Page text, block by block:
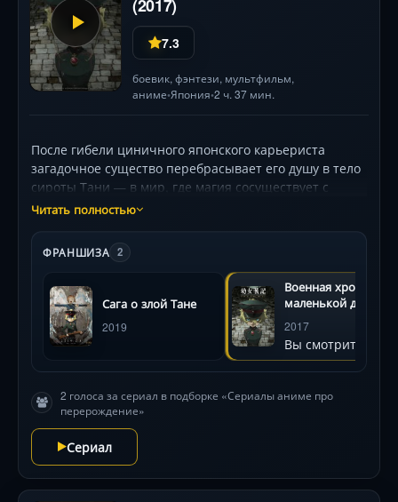
(2017)
7.3
боевик, фэнтези, мультфильм,
аниме•Япония•2 ч. 37 мин.
После гибели циничного японского карьериста
загадочное существо перебрасывает его душу в тело
сироты Тани — в мир, где магия сосуществует с
технологиями Первой мировой. Стремясь к
армию, но её рациональная жестокость и
тактический гений неожиданно превращают её в
«Дьявола Рейна». Теперь она вынуждена
балансировать между фронтовым адом,
политическими интригами и войной против
собственного Творца, чьи планы она отказывается
принимать. Анимация NUT мастерски сочетает
свинцовую мрачность окопов с фантастическими
воздушными битвами, а озвучка Юки Аой придаёт
героине леденящую харизму. Ключевой вопрос:
сможет ли прагматик победить в мире, где его
главный враг — само провидение?
Читать полностью
ФРАНШИЗА 2
Сага о злой Тане
2019
Военная хроника
маленькой
2017
Вы смотрите
2 голоса за сериал в подборке «Сериалы аниме про
перерождение»
Сериал